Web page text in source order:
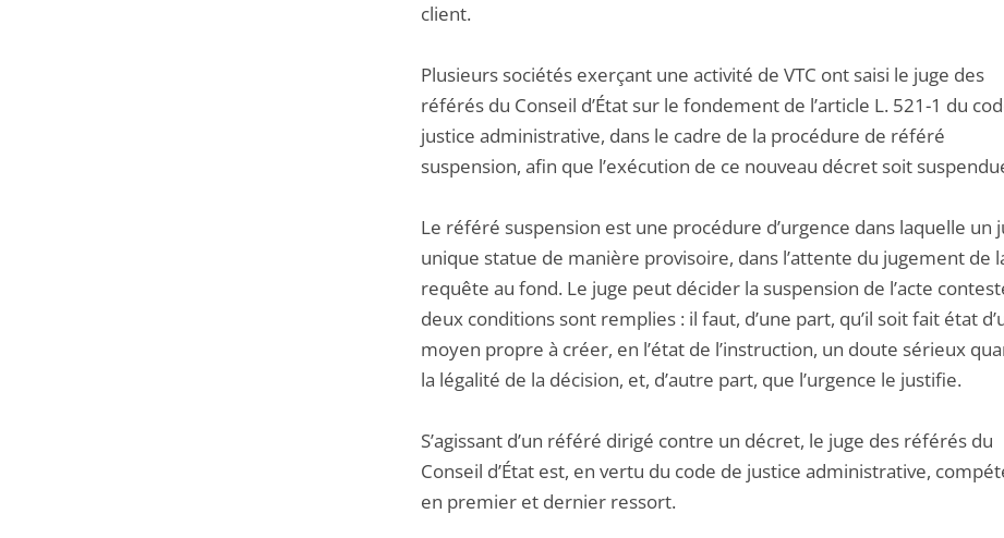
client.
Plusieurs sociétés exerçant une activité de VTC ont saisi le juge des
référés du Conseil d’État sur le fondement de l’article L. 521-1 du
justice administrative, dans le cadre de la procédure de référé
suspension, afin que l’exécution de ce nouveau décret soit
Le référé suspension est une procédure d’urgence dans laquelle un
unique statue de manière provisoire, dans l’attente du jugement de
requête au fond. Le juge peut décider la suspension de l’acte
deux conditions sont remplies : il faut, d’une part, qu’il soit fait état
moyen propre à créer, en l’état de l’instruction, un doute sérieux
la légalité de la décision, et, d’autre part, que l’urgence le justifie.
S’agissant d’un référé dirigé contre un décret, le juge des référés du
Conseil d’État est, en vertu du code de justice administrative,
en premier et dernier ressort.